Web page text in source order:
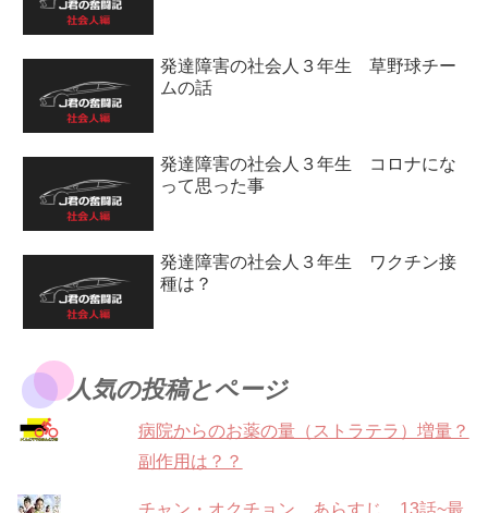
発達障害の社会人３年生 草野球チー
ムの話
発達障害の社会人３年生 コロナにな
って思った事
発達障害の社会人３年生 ワクチン接
種は？
人気の投稿とページ
病院からのお薬の量（ストラテラ）増量？
副作用は？？
チャン・オクチョン あらすじ 13話~最